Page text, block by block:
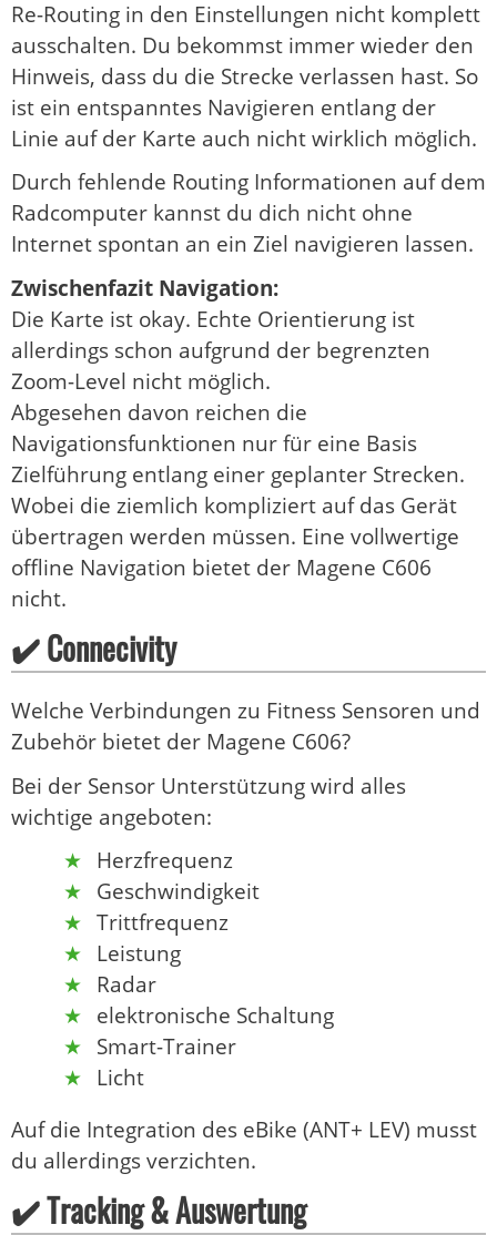
Re-Routing in den Einstellungen nicht komplett
ausschalten. Du bekommst immer wieder den
Hinweis, dass du die Strecke verlassen hast. So
ist ein entspanntes Navigieren entlang der
Linie auf der Karte auch nicht wirklich möglich.
Durch fehlende Routing Informationen auf dem
Radcomputer kannst du dich nicht ohne
Internet spontan an ein Ziel navigieren lassen.
Zwischenfazit Navigation:
Die Karte ist okay. Echte Orientierung ist
allerdings schon aufgrund der begrenzten
Zoom-Level nicht möglich.
Abgesehen davon reichen die
Navigationsfunktionen nur für eine Basis
Zielführung entlang einer geplanter Strecken.
Wobei die ziemlich kompliziert auf das Gerät
übertragen werden müssen. Eine vollwertige
offline Navigation bietet der Magene C606
nicht.
✔️ Connecivity
Welche Verbindungen zu Fitness Sensoren und
Zubehör bietet der Magene C606?
Bei der Sensor Unterstützung wird alles
wichtige angeboten:
Herzfrequenz
Geschwindigkeit
Trittfrequenz
Leistung
Radar
elektronische Schaltung
Smart-Trainer
Licht
Auf die Integration des eBike (ANT+ LEV) musst
du allerdings verzichten.
✔️ Tracking & Auswertung